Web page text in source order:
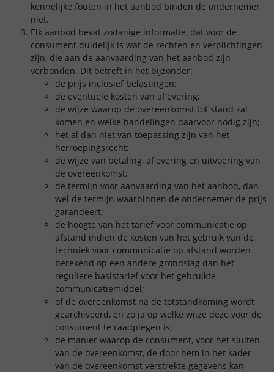
kennelijke fouten in het aanbod binden de ondernemer
niet.
Elk aanbod bevat zodanige informatie, dat voor de
consument duidelijk is wat de rechten en verplichtingen
zijn, die aan de aanvaarding van het aanbod zijn
verbonden. Dit betreft in het bijzonder:
de prijs inclusief belastingen;
de eventuele kosten van aflevering;
de wijze waarop de overeenkomst tot stand zal
komen en welke handelingen daarvoor nodig zijn;
het al dan niet van toepassing zijn van het
herroepingsrecht;
de wijze van betaling, aflevering en uitvoering van
de overeenkomst;
de termijn voor aanvaarding van het aanbod, dan
wel de termijn waarbinnen de ondernemer de prijs
garandeert;
de hoogte van het tarief voor communicatie op
afstand indien de kosten van het gebruik van de
techniek voor communicatie op afstand worden
berekend op een andere grondslag dan het
reguliere basistarief voor het gebruikte
communicatiemiddel;
of de overeenkomst na de totstandkoming wordt
gearchiveerd, en zo ja op welke wijze deze voor de
consument te raadplegen is;
de manier waarop de consument, voor het sluiten
van de overeenkomst, de door hem in het kader
van de overeenkomst verstrekte gegevens kan